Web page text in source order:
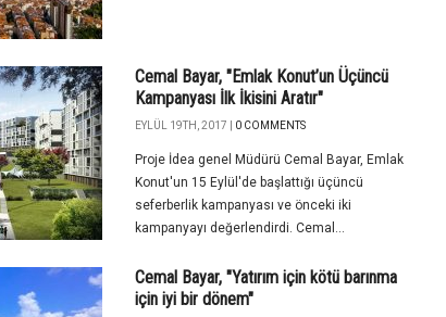
Cemal Bayar, "Emlak Konut’un Üçüncü
Kampanyası İlk İkisini Aratır"
EYLÜL 19TH, 2017 | 0 COMMENTS
Proje İdea genel Müdürü Cemal Bayar, Emlak
Konut'un 15 Eylül'de başlattığı üçüncü
seferberlik kampanyası ve önceki iki
kampanyayı değerlendirdi. Cemal...
Cemal Bayar, "Yatırım için kötü barınma
için iyi bir dönem"